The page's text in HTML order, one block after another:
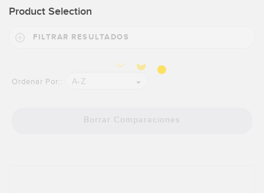
SOFTWARE
Software de Configuración para Sensor GUI
TECNOLOGÍA
Product Selection
FILTRAR RESULTADOS
Ordenar Por:: A-Z
Borrar Comparaciones